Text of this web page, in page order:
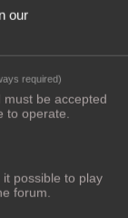
knop klikken bij
stappen
een bericht?
en te plaatsen.
het
our
required)
be accepted
to operate.
possible to play
forum.